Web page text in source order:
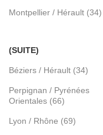
Montpellier / Hérault (34)
(SUITE)
Béziers / Hérault (34)
Perpignan / Pyrénées
Orientales (66)
Lyon / Rhône (69)